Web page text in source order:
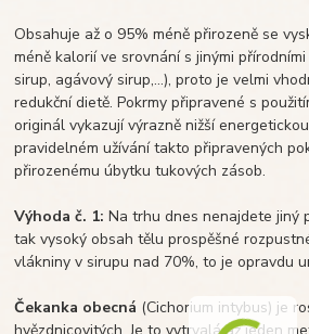
Obsahuje až o 95% méně přirozeně se
méně kalorií ve srovnání s jinými
sirup, agávový sirup,…), proto je velmi
redukční dietě. Pokrmy připravené s
originál vykazují výrazně nižší
pravidelném užívání takto připravených
přirozenému úbytku tukových zásob.
Výhoda č. 1: Na trhu dnes nenajdete jiný
tak vysoký obsah tělu prospěšné
vlákniny v sirupu nad 70%, to je opravdu
Čekanka obecná (Cichorium intybus) je
hvězdnicovitých. Je to vytrvalá až jeden